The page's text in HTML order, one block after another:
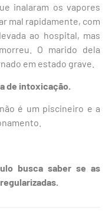
inalaram os vapores
mal rapidamente, com
ao hospital, mas
O marido dela
em estado grave.
de intoxicação.
é um piscineiro e a
busca saber se as